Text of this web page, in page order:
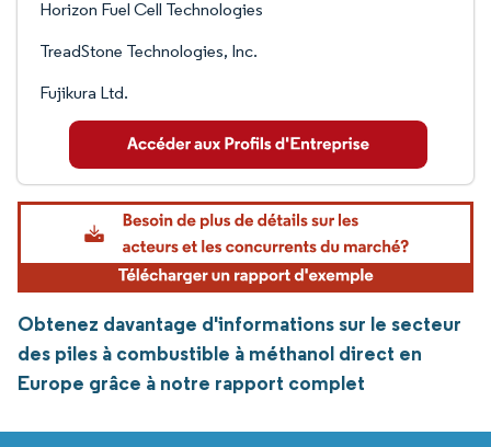
Horizon Fuel Cell Technologies
TreadStone Technologies, Inc.
Fujikura Ltd.
Obtenez davantage d'informations sur le secteur
des piles à combustible à méthanol direct en
Europe grâce à notre rapport complet